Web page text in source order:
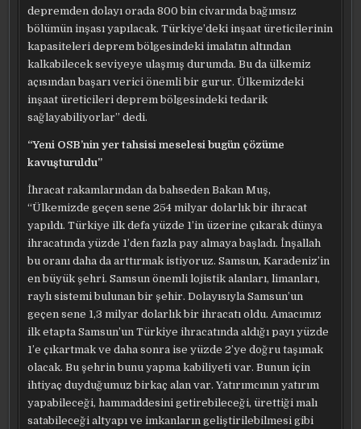
depremden dolayı orada 800 bin civarında bağımsız
bölümün inşası yapılacak. Türkiye’deki inşaat üreticilerinin
kapasiteleri deprem bölgesindeki imalatın altından
kalkabilecek seviyeye ulaşmış durumda. Bu da ülkemiz
açısından başarı verici önemli bir gurur. Ülkemizdeki
inşaat üreticileri deprem bölgesindeki tedarik
sağlayabiliyorlar” dedi.
“Yeni OSB’nin yer tahsisi meselesi bugün çözüme
kavuşturuldu”
İhracat rakamlarından da bahseden Bakan Muş,
“Ülkemizde geçen sene 254 milyar dolarlık bir ihracat
yapıldı. Türkiye ilk defa yüzde 1’in üzerine çıkarak dünya
ihracatında yüzde 1’den fazla pay almaya başladı. İnşallah
bu oranı daha da arttırmak istiyoruz. Samsun, Karadeniz’in
en büyük şehri. Samsun önemli lojistik alanları, limanları,
raylı sistemi bulunan bir şehir. Dolayısıyla Samsun’un
geçen sene 1,3 milyar dolarlık bir ihracatı oldu. Amacımız
ilk etapta Samsun’un Türkiye ihracatında aldığı payı yüzde
1’e çıkartmak ve daha sonra ise yüzde 2’ye doğru taşımak
olacak. Bu şehrin bunu yapma kabiliyeti var. Bunun için
ihtiyaç duyduğumuz birkaç alan var. Yatırımcının yatırım
yapabileceği, hammaddesini getirebileceği, ürettiği malı
satabileceği altyapı ve imkanların geliştirilebilmesi gibi